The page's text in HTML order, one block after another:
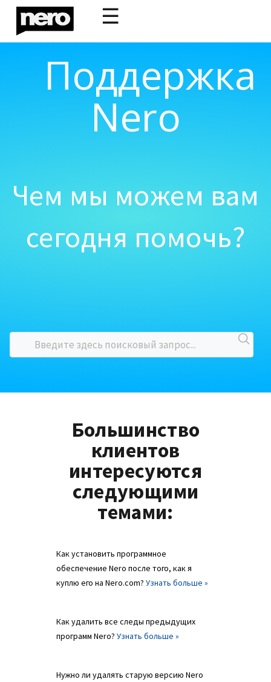
☰
Поддержка
Nero
Чем мы можем вам
сегодня помочь?
Большинство
клиентов
интересуются
следующими
темами:
Как установить программное
обеспечение Nero после того, как я
куплю его на Nero.com? Узнать больше »
Как удалить все следы предыдущих
программ Nero? Узнать больше »
Нужно ли удалять старую версию Nero